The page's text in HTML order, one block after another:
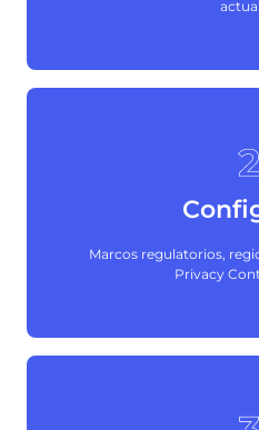
Marcos regulatorios,
Privacy